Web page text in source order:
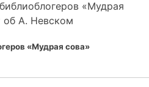
«Мудрая
об А. Невском
«Мудрая сова»